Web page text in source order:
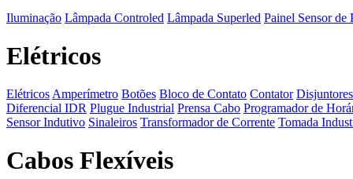
Iluminação Lâmpada Controled Lâmpada Superled Painel Sensor de
Elétricos
Elétricos Amperímetro Botões Bloco de Contato Contator Disjuntores
Diferencial IDR Plugue Industrial Prensa Cabo Programador de
Sensor Indutivo Sinaleiros Transformador de Corrente Tomada
Cabos Flexíveis